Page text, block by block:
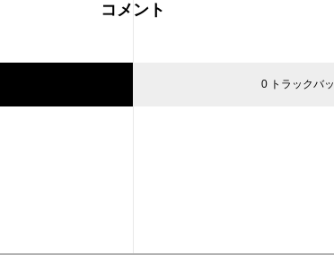
コメント
0 トラックバ